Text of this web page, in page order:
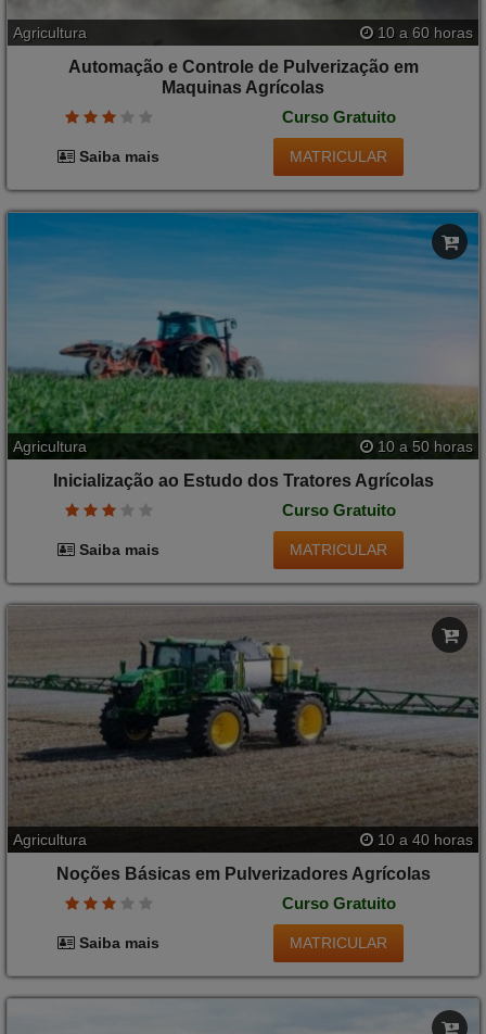
Agricultura 10 a 60 horas
Automação e Controle de Pulverização em
Maquinas Agrícolas
Curso Gratuito
Saiba mais MATRICULAR
Agricultura 10 a 50 horas
Inicialização ao Estudo dos Tratores Agrícolas
Curso Gratuito
Saiba mais MATRICULAR
Agricultura 10 a 40 horas
Noções Básicas em Pulverizadores Agrícolas
Curso Gratuito
Saiba mais MATRICULAR